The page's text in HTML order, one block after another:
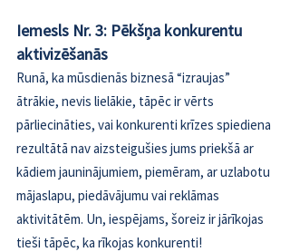
Iemesls Nr. 3: Pēkšņa konkurentu
aktivizēšanās
Runā, ka mūsdienās biznesā “izraujas”
ātrākie, nevis lielākie, tāpēc ir vērts
pārliecināties, vai konkurenti krīzes spiediena
rezultātā nav aizsteigušies jums priekšā ar
kādiem jauninājumiem, piemēram, ar uzlabotu
mājaslapu, piedāvājumu vai reklāmas
aktivitātēm. Un, iespējams, šoreiz ir jārīkojas
tieši tāpēc, ka rīkojas konkurenti!